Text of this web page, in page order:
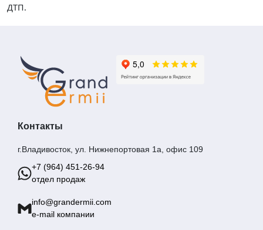
ДТП.
Контакты
г.Владивосток, ул. Нижнепортовая 1а, офис 109
+7 (964) 451-26-94
отдел продаж
info@grandermii.com
e-mail компании